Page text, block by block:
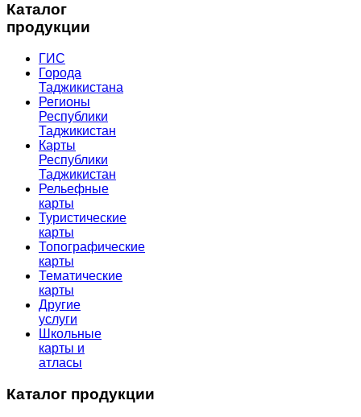
Каталог
продукции
ГИС
Города
Таджикистана
Регионы
Республики
Таджикистан
Карты
Республики
Таджикистан
Рельефные
карты
Туристические
карты
Топографические
карты
Тематические
карты
Другие
услуги
Школьные
карты и
атласы
Каталог продукции